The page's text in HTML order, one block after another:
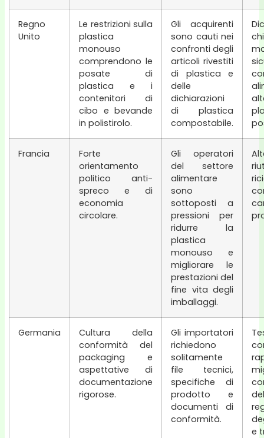
Regno
Unito
Le restrizioni sulla
plastica
monouso
comprendono le
posate di
plastica e i
contenitori di
cibo e bevande
in polistirolo.
Gli acquirenti
sono cauti nei
confronti degli
articoli rivestiti
di plastica e
delle
dichiarazioni
di plastica
compostabile.
Francia
Forte
orientamento
politico anti-
spreco e di
economia
circolare.
Gli operatori
del settore
alimentare
sono
sottoposti a
pressioni per
ridurre la
plastica
monouso e
migliorare le
prestazioni del
fine vita degli
imballaggi.
Germania
Cultura della
conformità del
packaging e
aspettative di
documentazione
rigorose.
Gli importatori
richiedono
solitamente
file tecnici,
specifiche di
prodotto e
documenti di
conformità.
e